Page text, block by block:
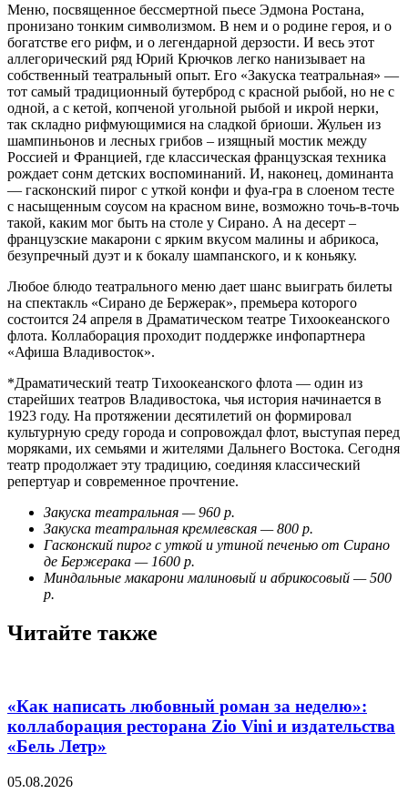
Меню, посвященное бессмертной пьесе Эдмона Ростана,
пронизано тонким символизмом. В нем и о родине героя, и о
богатстве его рифм, и о легендарной дерзости. И весь этот
аллегорический ряд Юрий Крючков легко нанизывает на
собственный театральный опыт. Его «Закуска театральная» —
тот самый традиционный бутерброд с красной рыбой, но не с
одной, а с кетой, копченой угольной рыбой и икрой нерки,
так складно рифмующимися на сладкой бриоши. Жульен из
шампиньонов и лесных грибов – изящный мостик между
Россией и Францией, где классическая французская техника
рождает сонм детских воспоминаний. И, наконец, доминанта
— гасконский пирог с уткой конфи и фуа-гра в слоеном тесте
с насыщенным соусом на красном вине, возможно точь-в-точь
такой, каким мог быть на столе у Сирано. А на десерт –
французские макарони с ярким вкусом малины и абрикоса,
безупречный дуэт и к бокалу шампанского, и к коньяку.
Любое блюдо театрального меню дает шанс выиграть билеты
на спектакль «Сирано де Бержерак», премьера которого
состоится 24 апреля в Драматическом театре Тихоокеанского
флота. Коллаборация проходит поддержке инфопартнера
«Афиша Владивосток».
*Драматический театр Тихоокеанского флота — один из
старейших театров Владивостока, чья история начинается в
1923 году. На протяжении десятилетий он формировал
культурную среду города и сопровождал флот, выступая перед
моряками, их семьями и жителями Дальнего Востока. Сегодня
театр продолжает эту традицию, соединяя классический
репертуар и современное прочтение.
Закуска театральная — 960 р.
Закуска театральная кремлевская — 800 р.
Гасконский пирог с уткой и утиной печенью от Сирано
де Бержерака — 1600 р.
Миндальные макарони малиновый и абрикосовый — 500
р.
Читайте также
«Как написать любовный роман за неделю»:
коллаборация ресторана Zio Vini и издательства
«Бель Летр»
05.08.2026